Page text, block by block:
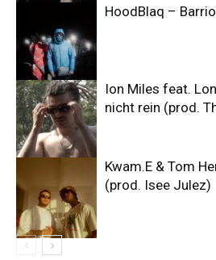
HoodBlaq –
Ion Miles feat.
nicht rein (prod.
Kwam.E & Tom
(prod. Isee Julez)